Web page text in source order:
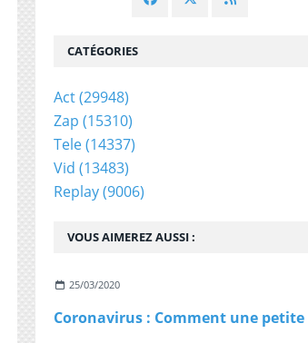
VOUS AIMEREZ AUSSI :
25/03/2020
CATÉGORIES
Act(29948)
Zap (15310)
Tele(14337)
Vid (13483)
Replay(9006)